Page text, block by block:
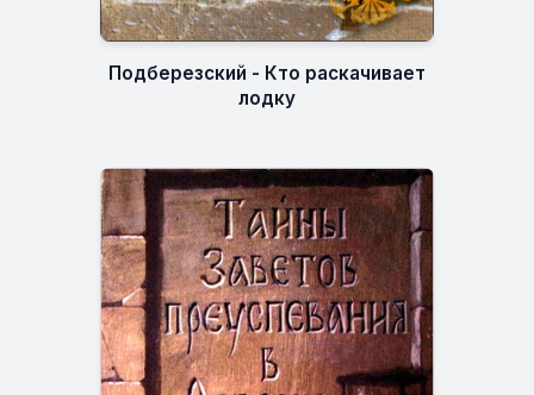
Подберезский - Кто раскачивает
лодку